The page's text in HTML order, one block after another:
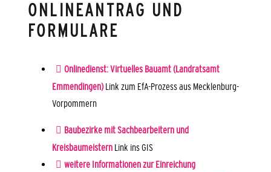
ONLINEANTRAG UND
FORMULARE
Onlinedienst: Virtuelles Bauamt (Landratsamt
Emmendingen) Link zum EfA-Prozess aus Mecklenburg-
Vorpommern
Baubezirke mit Sachbearbeitern und
Kreisbaumeistern Link ins GIS
weitere Informationen zur Einreichung